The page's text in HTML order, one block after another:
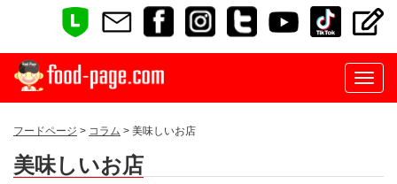
フードページ > コラム > 美味しいお店
美味しいお店